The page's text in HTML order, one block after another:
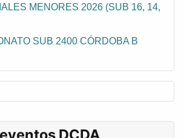
MENORES 2026 (SUB 16, 14,
SUB 2400 CÓRDOBA B